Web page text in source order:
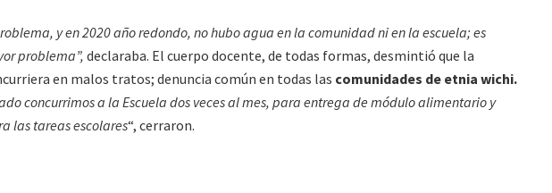
y en 2020 año redondo, no hubo agua en la comunidad ni en la escuela; es
problema”, declaraba. El cuerpo docente, de todas formas, desmintió que la
en malos tratos; denuncia común en todas las comunidades de etnia wichi.
concurrimos a la Escuela dos veces al mes, para entrega de módulo alimentario y
las tareas escolares“, cerraron.